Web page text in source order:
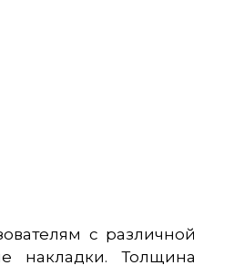
с различной
накладки. Толщина